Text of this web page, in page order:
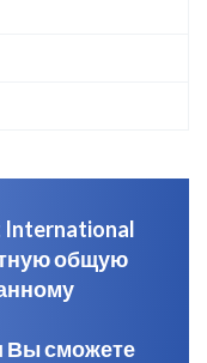
International
общую
Вы сможете